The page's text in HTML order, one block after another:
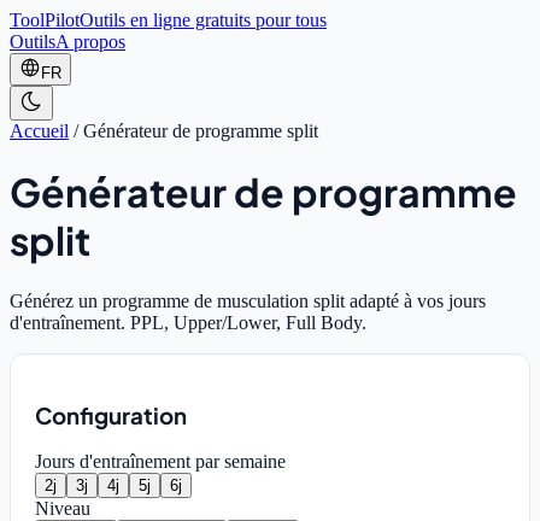
ToolPilotOutils en ligne gratuits pour tous
OutilsA propos
FR
Accueil /Générateur de programme split
Générateur de programme
split
Générez un programme de musculation split adapté à vos jours
d'entraînement. PPL, Upper/Lower, Full Body.
Configuration
Jours d'entraînement par semaine
2j 3j 4j 5j 6j
Niveau